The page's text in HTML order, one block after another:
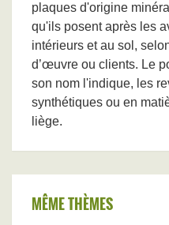
plaques d'origine
qu'ils posent après les
intérieurs et au sol,
d’œuvre ou clients. Le
son nom l'indique, les
synthétiques ou en
liège.
MÊME THÈMES